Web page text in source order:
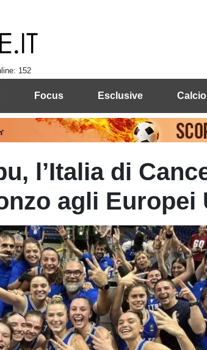
152
Focus Esclusive
l’Italia di
agli Europei